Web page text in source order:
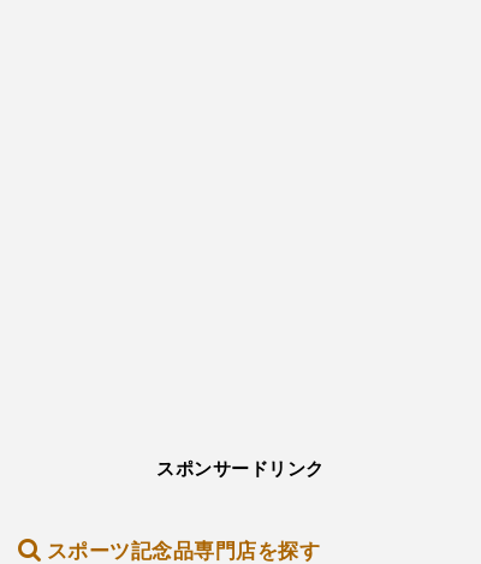
スポンサードリンク
スポーツ記念品専門店を探す